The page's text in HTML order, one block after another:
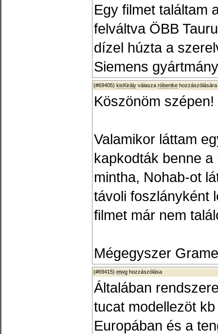
Egy filmet találtam
felváltva ÖBB
dízel húzta a
Siemens
(#69405) kisKirály válasza róbertke hozzászólására
Köszönöm szépen!
Valamikor láttam
kapkodták benne
mintha, Nohab-ot
távoli foszlányként
filmet már nem
Mégegyszer
(#69415) etwg hozzászólása
Általában
tucat modellezöt
Europában és a